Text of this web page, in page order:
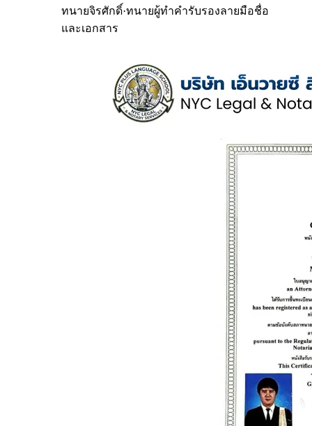
ทนายจิรศักดิ์·ทนายผู้ทำคำรับรองลายมือชื่อ
และเอกสาร